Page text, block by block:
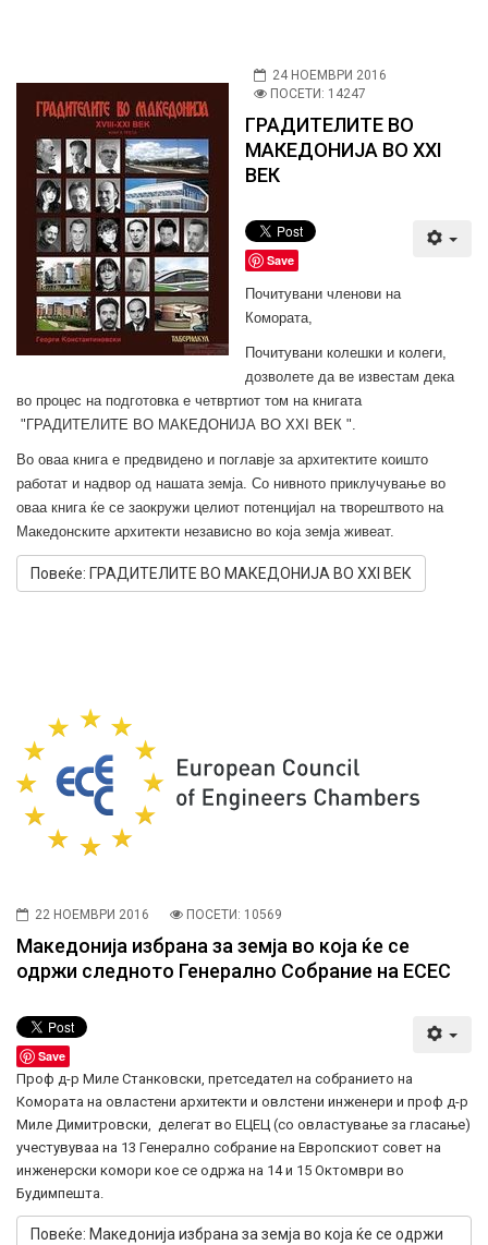
24 НОЕМВРИ 2016
ПОСЕТИ: 14247
ГРАДИТЕЛИТЕ ВО
МАКЕДОНИЈА ВО XXI
ВЕК
Save
Почитувани членови на
Комората,
Почитувани колешки и колеги,
дозволете да ве известам дека
во процес на подготовка е четвртиот том на книгата
"ГРАДИТЕЛИТЕ ВО МАКЕДОНИЈА ВО XXI ВЕК ".
Во оваа книга е предвидено и поглавје за архитектите коишто
работат и надвор од нашата земја. Со нивното приклучување во
оваа книга ќе се заокружи целиот потенцијал на творештвото на
Македонските архитекти независно во која земја живеат.
Повеќе: ГРАДИТЕЛИТЕ ВО МАКЕДОНИЈА ВО XXI ВЕК
22 НОЕМВРИ 2016 ПОСЕТИ: 10569
Македонија избрана за земја во која ќе се
одржи следното Генерално Собрание на ECEC
Save
Проф д-р Миле Станковски, претседател на собранието на
Комората на овластени архитекти и овлстени инженери и проф д-р
Миле Димитровски, делегат во ЕЦЕЦ (со овластување за гласање)
учестувуваа на 13 Генерално собрание на Европскиот совет на
инженерски комори кое се одржа на 14 и 15 Октомври во
Будимпешта.
Повеќе: Македонија избрана за земја во која ќе се одржи